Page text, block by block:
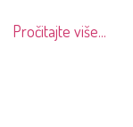
Pročitajte više...